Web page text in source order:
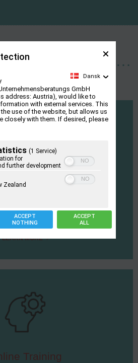
GØRE VED AT …
Case
letlæselig vejledning med
og praktiske eksempler
LEARN MORE
Training
Dansk
GmbH
address: Austria), would like to
with external services. This
use of the website, but allows us
closely with them. If desired, please
(1 Service)
for
further development
Zealand
ACCEPT
NOTHING
ACCEPT
ALL